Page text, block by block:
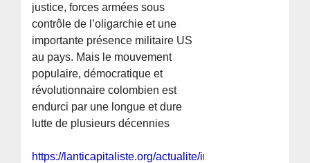
justice, forces armées sous
contrôle de l’oligarchie et une
importante présence militaire US
au pays. Mais le mouvement
populaire, démocratique et
révolutionnaire colombien est
endurci par une longue et dure
lutte de plusieurs décennies
https://lanticapitaliste.org/actualite/international/